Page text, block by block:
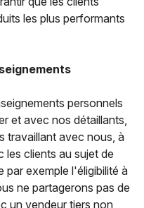
les plus performants
personnels
et avec nos détaillants,
travaillant avec nous, à
les clients au sujet de
par exemple l'éligibilité à
ne partagerons pas de
un vendeur tiers non